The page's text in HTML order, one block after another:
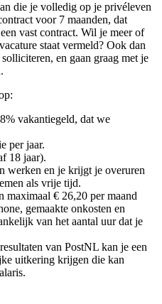
die je volledig op je privéleven
voor 7 maanden, dat
vast contract. Wil je meer of
staat vermeld? Ook dan
en gaan graag met je
vakantiegeld, dat we
per jaar.
18 jaar).
werken en je krijgt je overuren
als vrije tijd.
maximaal € 26,20 per maand
gemaakte onkosten en
van het aantal uur dat je
van PostNL kan je een
uitkering krijgen die kan